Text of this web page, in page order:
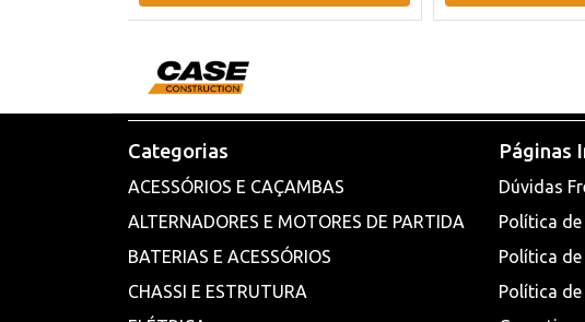
Categorias
ACESSÓRIOS E CAÇAMBAS
ALTERNADORES E MOTORES DE PARTIDA
BATERIAS E ACESSÓRIOS
CHASSI E ESTRUTURA
Páginas
Dúvidas
Política
Política
Política